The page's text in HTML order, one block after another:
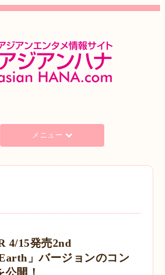
メニュー
4/15発売2nd
」バージョンのコン